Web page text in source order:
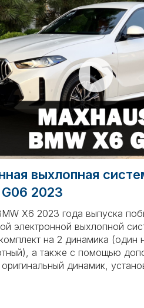
выхлопная
2023
X6 2023 года выпуска
электронной выхлопной
на 2 динамика (один
а также с помощью
динамик,